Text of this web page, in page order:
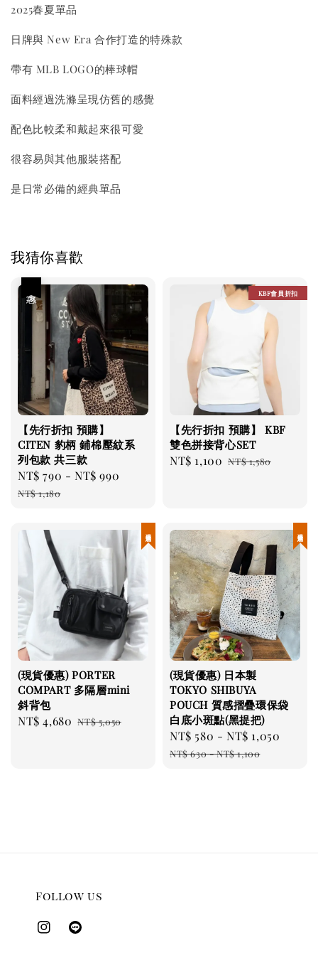
2025春夏單品
日牌與 New Era 合作打造的特殊款
帶有 MLB LOGO的棒球帽
面料經過洗滌呈現仿舊的感覺
配色比較柔和戴起來很可愛
很容易與其他服裝搭配
是日常必備的經典單品
我猜你喜歡
【先行折扣 預購】
CITEN 豹柄 鋪棉壓紋系
列包款 共三款
Sale
price
NT$ 790 -NT$ 990
NT$ 1,180
KBF會員折扣
【先行折扣 預購】 KBF
雙色拼接背心SET
Sale
NT$ 1,100 Regular
NT$ 1,580
(現貨優惠) PORTER
COMPART 多隔層mini
斜背包
Sale
NT$ 4,680 Regular
NT$ 5,050
(現貨優惠) 日本製
TOKYO SHIBUYA
POUCH 質感摺疊環保袋
白底小斑點(黑提把)
Sale
price
NT$ 580 -NT$ 1,050
NT$ 630-NT$ 1,100
Follow us